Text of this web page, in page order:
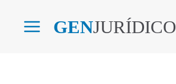
GENJURÍDICO